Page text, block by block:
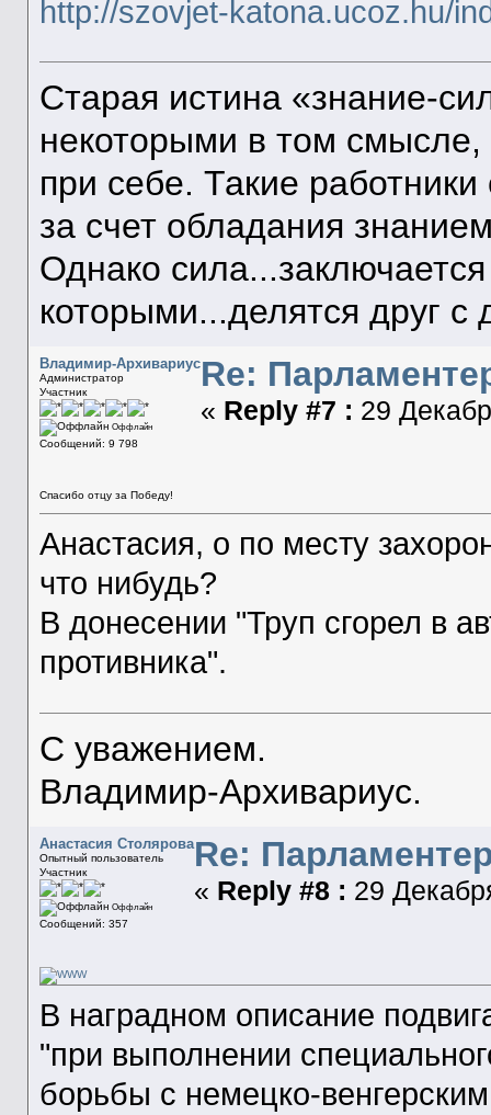
http://szovjet-katona.ucoz.hu/
Старая истина «знание-
некоторыми в том смысле,
при себе. Такие
за счет обладания
Однако
которыми...делятся друг с
Владимир-Архивариус
Администратор
Участник
Оффлайн
Сообщений: 9 798
Спасибо отцу за Победу!
Re:
« Reply #7 : 29
Анастасия, о по месту
что нибудь?
В донесении "Труп сгорел в
противника".
С уважением.
Владимир-Архивариус.
Анастасия Столярова
Опытный пользователь
Участник
Оффлайн
Сообщений: 357
Re:
« Reply #8 : 29
В наградном описание
"при выполнении
борьбы с немецко-